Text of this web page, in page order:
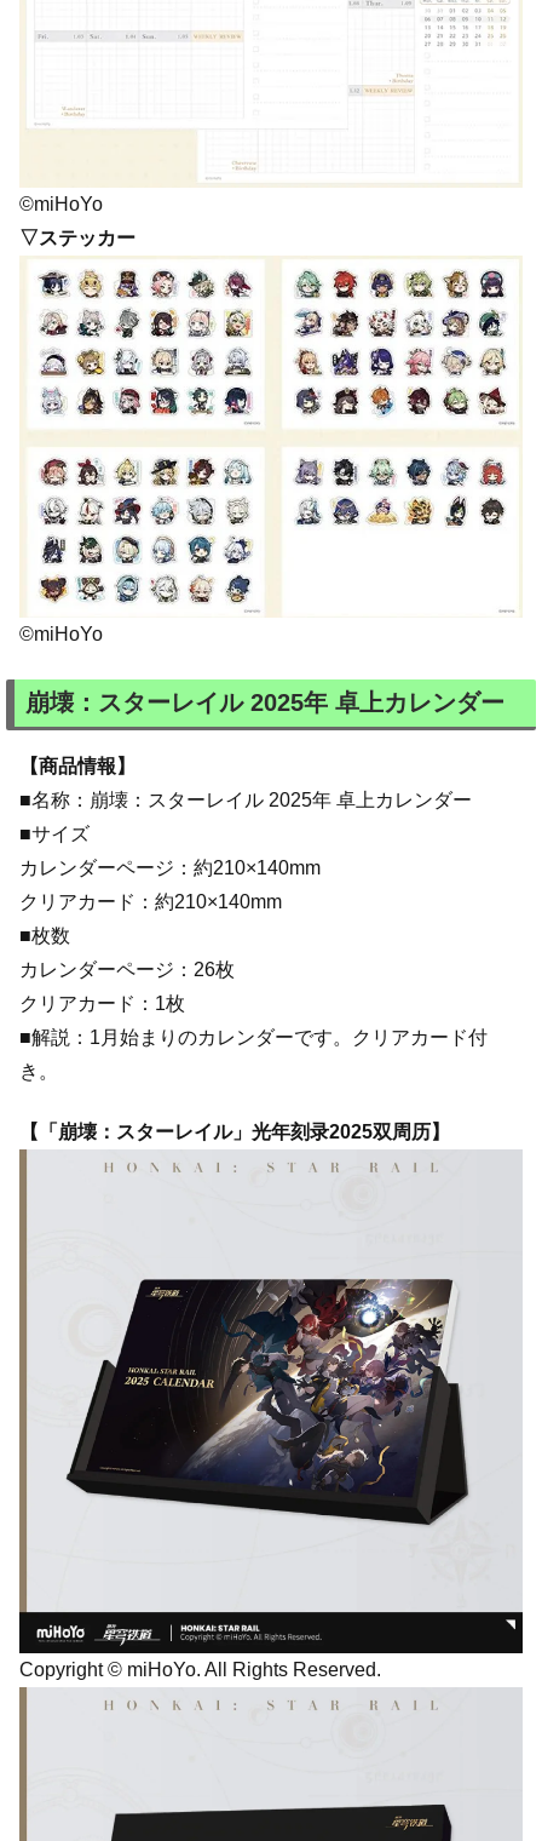
©miHoYo
▽ステッカー
©miHoYo
崩壊：スターレイル 2025年 卓上カレンダー
【商品情報】
■名称：崩壊：スターレイル 2025年 卓上カレンダー
■サイズ
カレンダーページ：約210×140mm
クリアカード：約210×140mm
■枚数
カレンダーページ：26枚
クリアカード：1枚
■解説：1月始まりのカレンダーです。クリアカード付
き。
【「崩壊：スターレイル」光年刻录2025双周历】
Copyright © miHoYo. All Rights Reserved.